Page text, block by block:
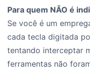
Para quem NÃO é
Se você é um
cada tecla digitada
tentando interceptar
ferramentas não